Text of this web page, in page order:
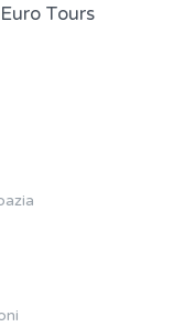
Tours